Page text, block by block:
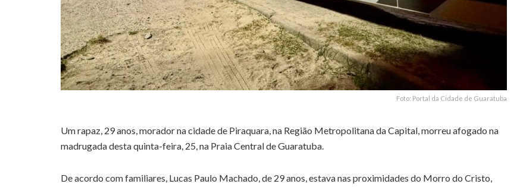
Foto: Portal da Cidade de Guaratuba
Um rapaz, 29 anos, morador na cidade de Piraquara, na Região Metropolitana da Capital, morreu afogado na
madrugada desta quinta-feira, 25, na Praia Central de Guaratuba.
De acordo com familiares, Lucas Paulo Machado, de 29 anos, estava nas proximidades do Morro do Cristo,